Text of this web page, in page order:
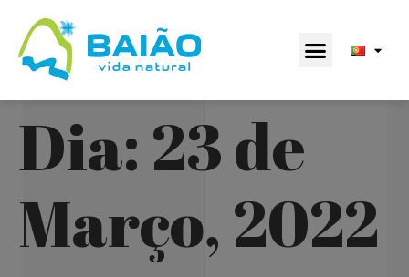
Dia:23 de
Março, 2022